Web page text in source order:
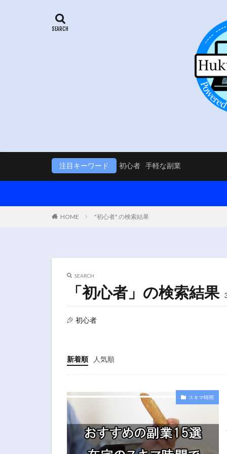
注目キーワード 初心者 手軽な副業
HOME "初心者" の検索結果
SEARCH
「初心者」の検索結果
初心者
新着順 人気順
スキマ時間